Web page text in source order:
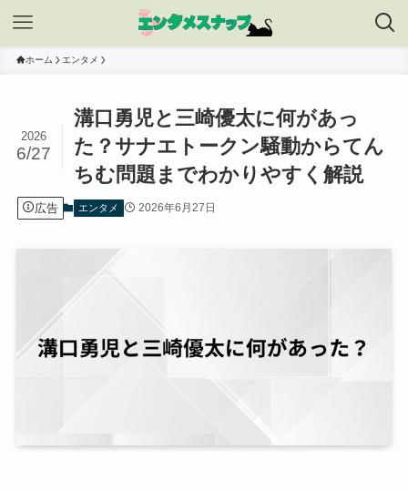
ホーム エンタメ
溝口勇児と三崎優太に何があっ
た？サナエトークン騒動からてん
ちむ問題までわかりやすく解説
2026
6/27
広告 エンタメ 2026年6月27日